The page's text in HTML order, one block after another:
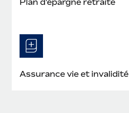
En savoir plus
Assurance vie et invalidité